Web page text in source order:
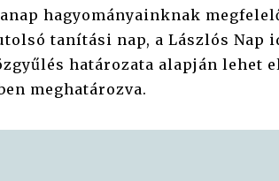
hagyományainknak
tanítási nap, a Lászlós Nap
határozata alapján lehet
meghatározva.